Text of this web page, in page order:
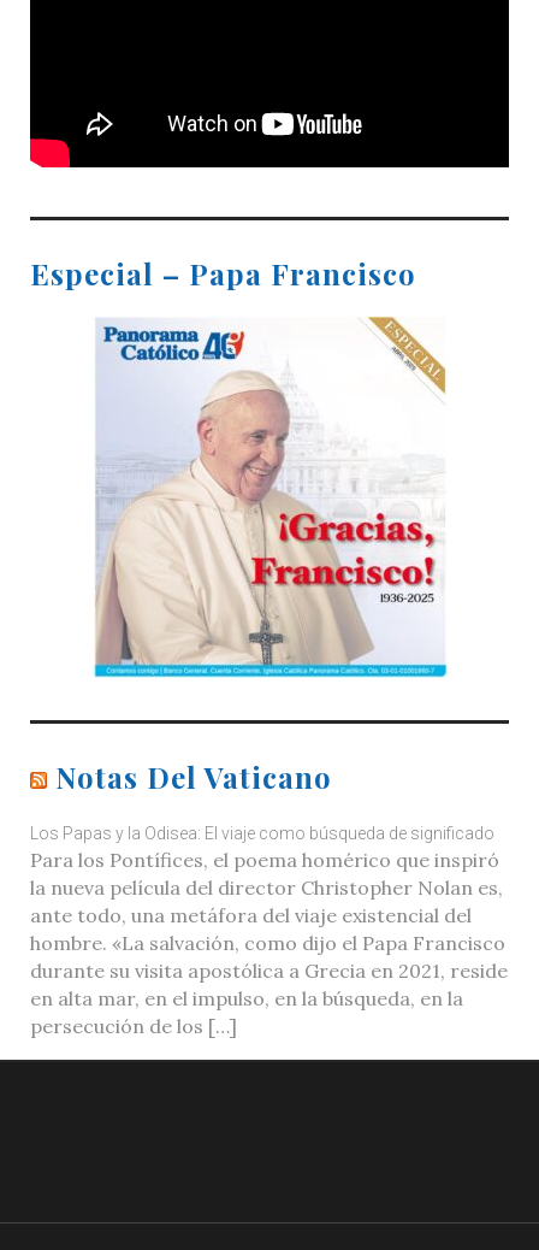
Especial – Papa Francisco
Notas Del Vaticano
Los Papas y la Odisea: El viaje como búsqueda de significado
Para los Pontífices, el poema homérico que inspiró
la nueva película del director Christopher Nolan es,
ante todo, una metáfora del viaje existencial del
hombre. «La salvación, como dijo el Papa Francisco
durante su visita apostólica a Grecia en 2021, reside
en alta mar, en el impulso, en la búsqueda, en la
persecución de los […]